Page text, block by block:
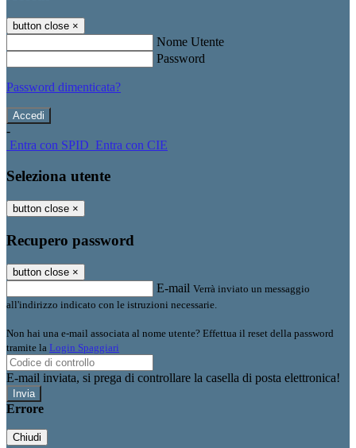
button close ×
Nome Utente
Password
Password dimenticata?
-
Entra con SPID Entra con CIE
Seleziona utente
button close ×
Recupero password
button close ×
E-mail Verrà inviato un messaggio
all'indirizzo indicato con le istruzioni necessarie.
Non hai una e-mail associata al nome utente? Effettua il reset della password
tramite la Login Spaggiari
E-mail inviata, si prega di controllare la casella di posta elettronica!
Errore
Chiudi